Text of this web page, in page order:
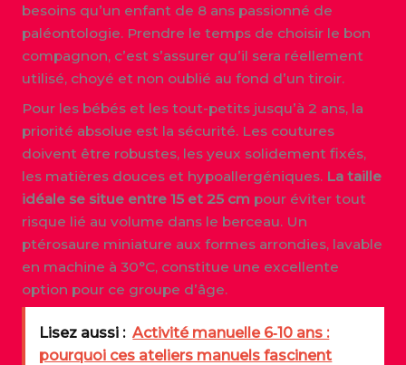
besoins qu’un enfant de 8 ans passionné de
paléontologie. Prendre le temps de choisir le bon
compagnon, c’est s’assurer qu’il sera réellement
utilisé, choyé et non oublié au fond d’un tiroir.
Pour les bébés et les tout-petits jusqu’à 2 ans, la
priorité absolue est la sécurité. Les coutures
doivent être robustes, les yeux solidement fixés,
les matières douces et hypoallergéniques. La taille
idéale se situe entre 15 et 25 cm pour éviter tout
risque lié au volume dans le berceau. Un
ptérosaure miniature aux formes arrondies, lavable
en machine à 30°C, constitue une excellente
option pour ce groupe d’âge.
Lisez aussi : Activité manuelle 6‑10 ans :
pourquoi ces ateliers manuels fascinent